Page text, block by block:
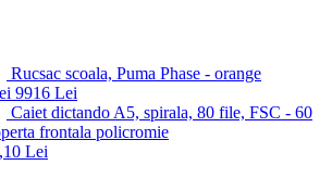
Rucsac scoala, Puma Phase - orange
9916 Lei
Caiet dictando A5, spirala, 80 file, FSC - 60
frontala policromie
Lei